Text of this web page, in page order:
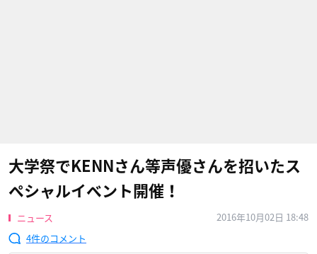
大学祭でKENNさん等声優さんを招いたス
ペシャルイベント開催！
ニュース
2016年10月02日 18:48
4